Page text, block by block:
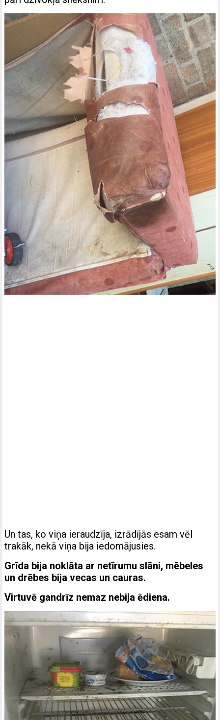
Un tas, ko viņa ieraudzīja, izrādījās esam vēl
trakāk, nekā viņa bija iedomājusies.
Grīda bija noklāta ar netīrumu slāni, mēbeles
un drēbes bija vecas un cauras.
Virtuvē gandrīz nemaz nebija ēdiena.